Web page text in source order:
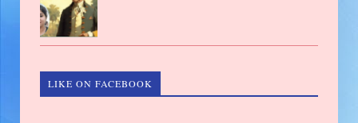
LIKE ON FACEBOOK